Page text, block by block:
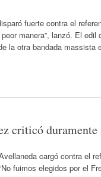
fuerte contra el
manera”, lanzó. El
la otra bandada
criticó
cargó contra el
fuimos elegidos por el